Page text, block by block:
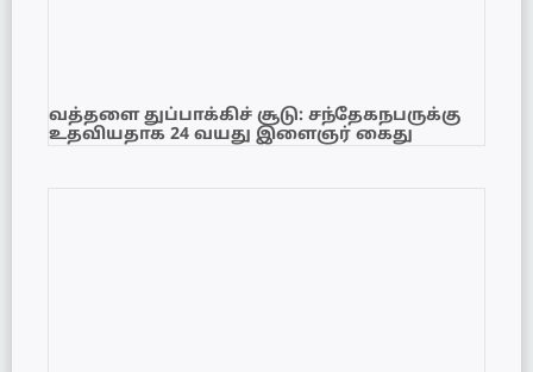
வத்தளை துப்பாக்கிச் சூடு: சந்தேகநபருக்கு
உதவியதாக 24 வயது இளைஞர் கைது